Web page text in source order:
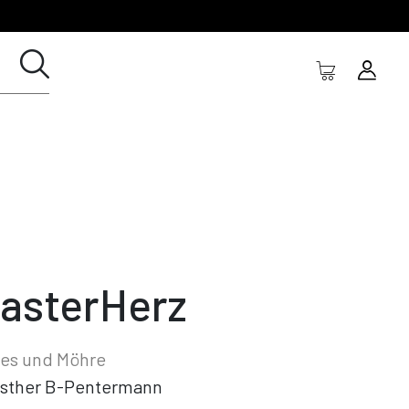
und Möhre
B-Pentermann